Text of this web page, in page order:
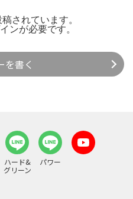
されています。
ンが必要です。
を書く
ハード&
グリーン
パワー